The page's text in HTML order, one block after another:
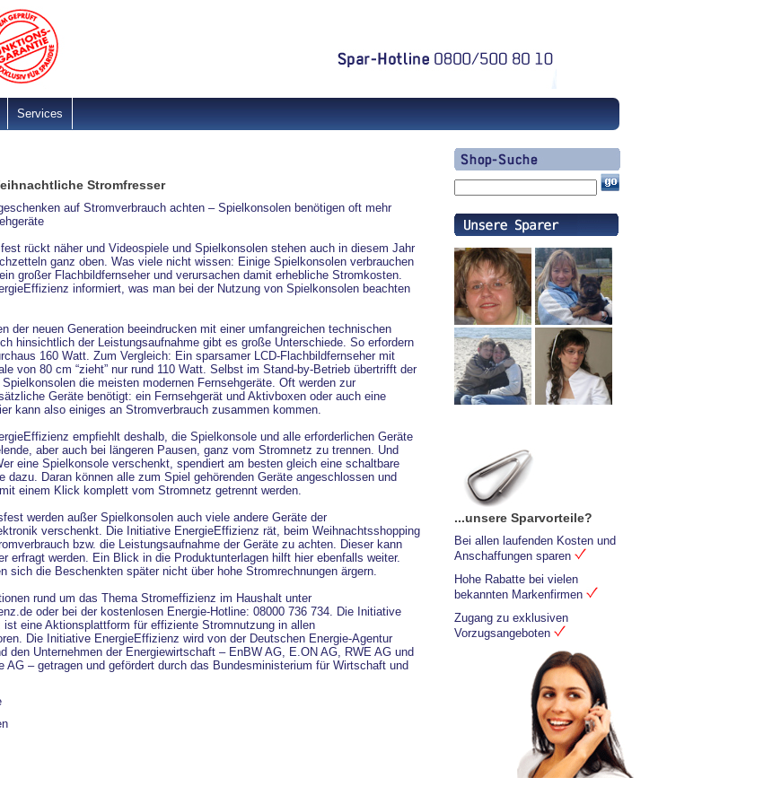
Services
Stromfresser
auf Stromverbrauch achten – Spielkonsolen benötigen oft mehr
rückt näher und Videospiele und Spielkonsolen stehen auch in diesem Jahr
ganz oben. Was viele nicht wissen: Einige Spielkonsolen verbrauchen
großer Flachbildfernseher und verursachen damit erhebliche Stromkosten.
informiert, was man bei der Nutzung von Spielkonsolen beachten
der neuen Generation beeindrucken mit einer umfangreichen technischen
hinsichtlich der Leistungsaufnahme gibt es große Unterschiede. So erfordern
160 Watt. Zum Vergleich: Ein sparsamer LCD-Flachbildfernseher mit
von 80 cm “zieht” nur rund 110 Watt. Selbst im Stand-by-Betrieb übertrifft der
die meisten modernen Fernsehgeräte. Oft werden zur
Geräte benötigt: ein Fernsehgerät und Aktivboxen oder auch eine
kann also einiges an Stromverbrauch zusammen kommen.
empfiehlt deshalb, die Spielkonsole und alle erforderlichen Geräte
aber auch bei längeren Pausen, ganz vom Stromnetz zu trennen. Und
eine Spielkonsole verschenkt, spendiert am besten gleich eine schaltbare
dazu. Daran können alle zum Spiel gehörenden Geräte angeschlossen und
einem Klick komplett vom Stromnetz getrennt werden.
werden außer Spielkonsolen auch viele andere Geräte der
verschenkt. Die Initiative EnergieEffizienz rät, beim Weihnachtsshopping
bzw. die Leistungsaufnahme der Geräte zu achten. Dieser kann
erfragt werden. Ein Blick in die Produktunterlagen hilft hier ebenfalls weiter.
sich die Beschenkten später nicht über hohe Stromrechnungen ärgern.
rund um das Thema Stromeffizienz im Haushalt unter
oder bei der kostenlosen Energie-Hotline: 08000 736 734. Die Initiative
ist eine Aktionsplattform für effiziente Stromnutzung in allen
Die Initiative EnergieEffizienz wird von der Deutschen Energie-Agentur
den Unternehmen der Energiewirtschaft – EnBW AG, E.ON AG, RWE AG und
AG – getragen und gefördert durch das Bundesministerium für Wirtschaft und
...unsere Sparvorteile?
Bei allen laufenden Kosten und
Anschaffungen sparen
Hohe Rabatte bei vielen
bekannten Markenfirmen
Zugang zu exklusiven
Vorzugsangeboten